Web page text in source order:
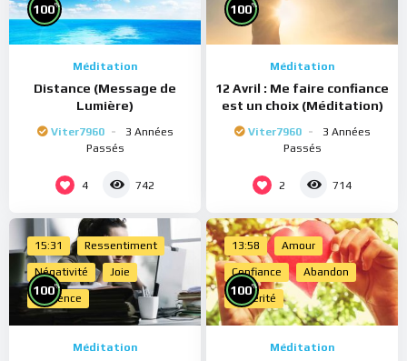
100%
Méditation
Distance (Message de
Lumière)
Viter7960
3 Années
Passés
4 742
100%
Méditation
12 Avril : Me faire confiance
est un choix (Méditation)
Viter7960
3 Années
Passés
2 714
15:31 Ressentiment
Négativité Joie
Présence
100%
Méditation
13:58 Amour
Confiance Abandon
Sincérité
100%
Méditation